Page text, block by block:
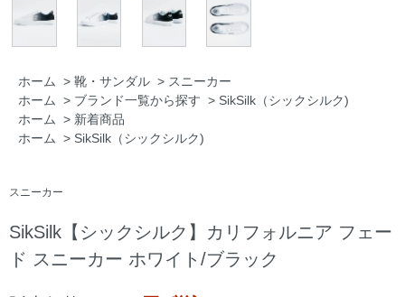
ホーム > 靴・サンダル > スニーカー
ホーム > ブランド一覧から探す > SikSilk（シックシルク)
ホーム > 新着商品
ホーム > SikSilk（シックシルク)
スニーカー
SikSilk【シックシルク】カリフォルニア フェー
ド スニーカー ホワイト/ブラック